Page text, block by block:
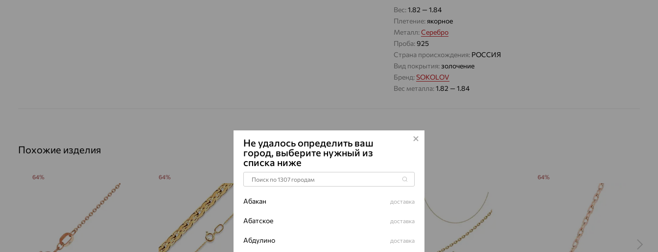
Вес:1.82 — 1.84
Плетение:якорное
Металл:Серебро
Проба:925
Страна происхождения: РОССИЯ
Вид покрытия: золочение
Бренд:SOKOLOV
Вес металла:1.82 — 1.84
Похожие изделия
64% 64% 64% 64%
Не удалось определить ваш
город, выберите нужный из
списка ниже
Абакан доставка
Абатское доставка
Абдулино доставка